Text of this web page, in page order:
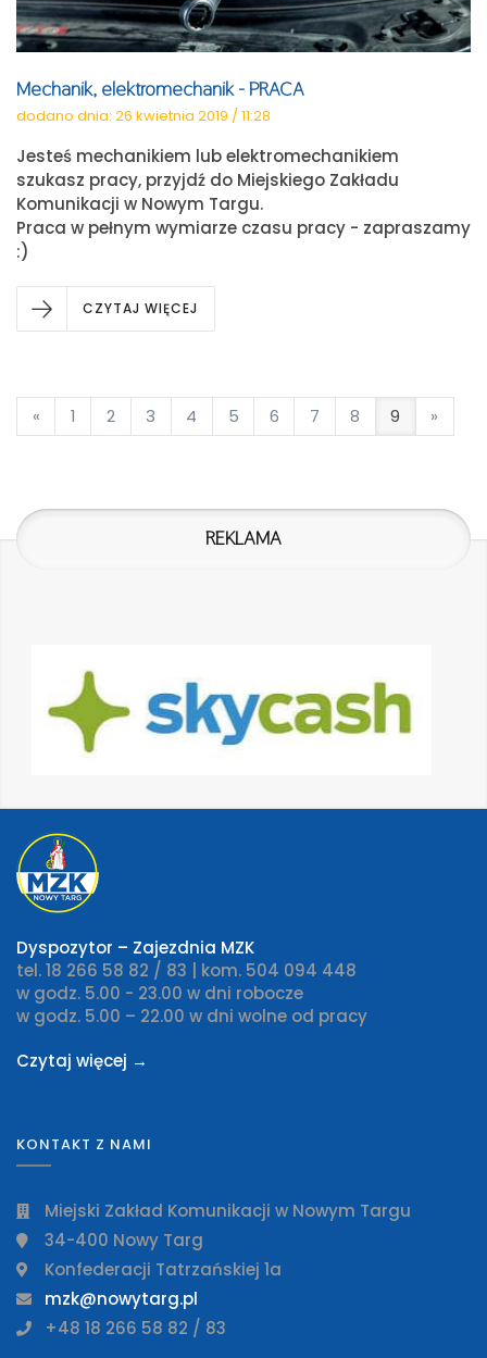
Mechanik, elektromechanik - PRACA
dodano dnia: 26 kwietnia 2019 / 11:28
Jesteś mechanikiem lub elektromechanikiem
szukasz pracy, przyjdź do Miejskiego Zakładu
Komunikacji w Nowym Targu.
Praca w pełnym wymiarze czasu pracy - zapraszamy
:)
CZYTAJ WIĘCEJ
« 1 2 3 4 5 6 7 8 9 »
REKLAMA
Dyspozytor – Zajezdnia MZK
tel. 18 266 58 82 / 83 | kom. 504 094 448
w godz. 5.00 - 23.00 w dni robocze
w godz. 5.00 – 22.00 w dni wolne od pracy
Czytaj więcej →
KONTAKT Z NAMI
Miejski Zakład Komunikacji w Nowym Targu
34-400 Nowy Targ
Konfederacji Tatrzańskiej 1a
mzk@nowytarg.pl
+48 18 266 58 82 / 83